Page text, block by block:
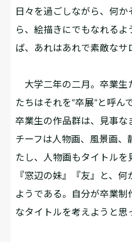
日々を過ごしながら、何
ら、絵描きにでもなれるよ
ば、あれはあれで素敵なサ
大学二年の二月。卒業生
たちはそれを“卒展”と呼ん
卒業生の作品群は、見事
チーフは人物画、風景画、
たし、人物画もタイトルを
『窓辺の妹』『友』と、
ようである。自分が卒業
なタイトルを考えようと思